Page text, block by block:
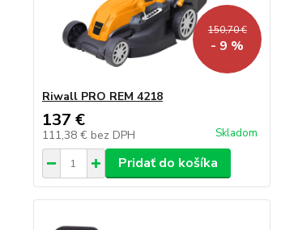
150,70 €
- 9 %
Riwall PRO REM 4218
137 €
111,38 € bez DPH Skladom
Pridať do košíka